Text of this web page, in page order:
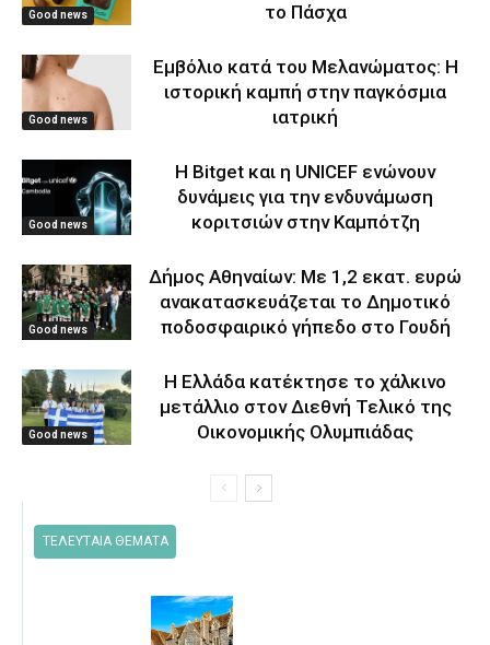
Good news
το Πάσχα
Good news
Εμβόλιο κατά του Μελανώματος: Η
ιστορική καμπή στην παγκόσμια
ιατρική
Good news
Η Bitget και η UNICEF ενώνουν
δυνάμεις για την ενδυνάμωση
κοριτσιών στην Καμπότζη
Good news
Δήμος Αθηναίων: Με 1,2 εκατ. ευρώ
ανακατασκευάζεται το Δημοτικό
ποδοσφαιρικό γήπεδο στο Γουδή
Good news
Η Ελλάδα κατέκτησε το χάλκινο
μετάλλιο στον Διεθνή Τελικό της
Οικονομικής Ολυμπιάδας
ΤΕΛΕΥΤΑΙΑ ΘΕΜΑΤΑ